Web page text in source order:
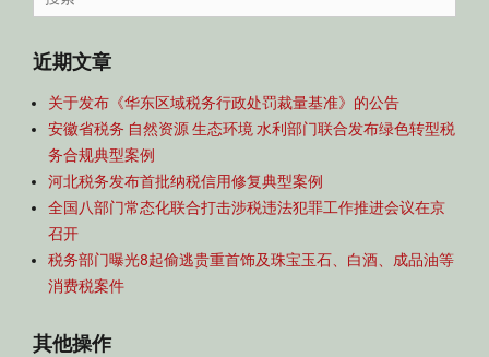
航
for:
近期文章
关于发布《华东区域税务行政处罚裁量基准》的公告
安徽省税务 自然资源 生态环境 水利部门联合发布绿色转型税
务合规典型案例
河北税务发布首批纳税信用修复典型案例
全国八部门常态化联合打击涉税违法犯罪工作推进会议在京
召开
税务部门曝光8起偷逃贵重首饰及珠宝玉石、白酒、成品油等
消费税案件
其他操作